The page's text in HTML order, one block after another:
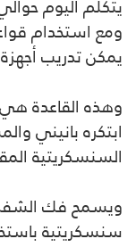
ومع استخدام
يمكن تدريب
وهذه القاعدة
ابتكره بانيني
السنسكريتية
ويسمح فك
سنسكريتية